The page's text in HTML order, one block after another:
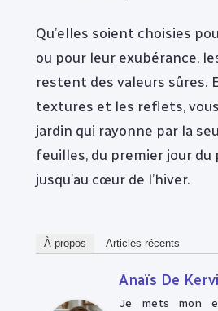
Qu’elles soient choisies
ou pour leur exubérance,
restent des valeurs sûres.
textures et les reflets,
jardin qui rayonne par la
feuilles, du premier jour
jusqu’au cœur de l’hiver.
À propos Articles récents
Anaïs De
Je mets mon